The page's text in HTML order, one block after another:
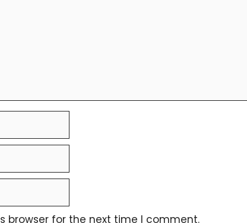
browser for the next time I comment.